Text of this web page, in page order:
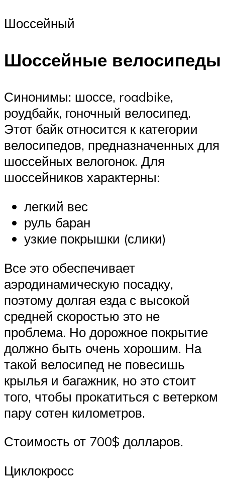
Шоссейный
Шоссейные велосипеды
Синонимы: шоссе, roadbike,
роудбайк, гоночный велосипед.
Этот байк относится к категории
велосипедов, предназначенных для
шоссейных велогонок. Для
шоссейников характерны:
легкий вес
руль баран
узкие покрышки (слики)
Все это обеспечивает
аэродинамическую посадку,
поэтому долгая езда с высокой
средней скоростью это не
проблема. Но дорожное покрытие
должно быть очень хорошим. На
такой велосипед не повесишь
крылья и багажник, но это стоит
того, чтобы прокатиться с ветерком
пару сотен километров.
Стоимость от 700$ долларов.
Циклокросс